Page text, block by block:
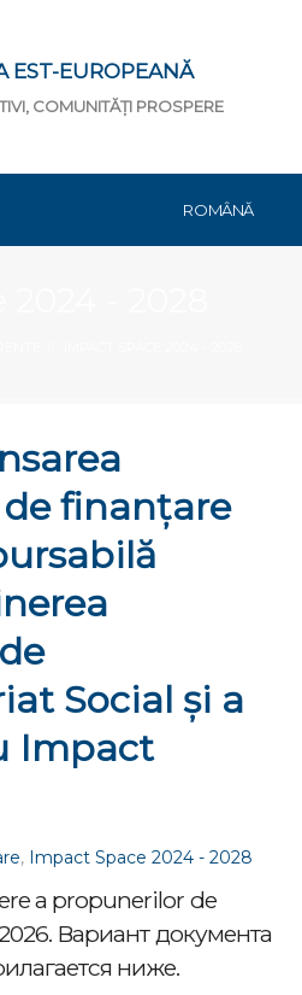
EST-EUROPEANĂ
COMUNITĂȚI PROSPERE
ROMÂNĂ
finanțare
Social și a
Impact
, Impact Space 2024 - 2028
a propunerilor de
Вариант документа
ниже.